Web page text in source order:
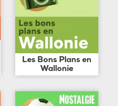
Les Bons Plans en
Wallonie